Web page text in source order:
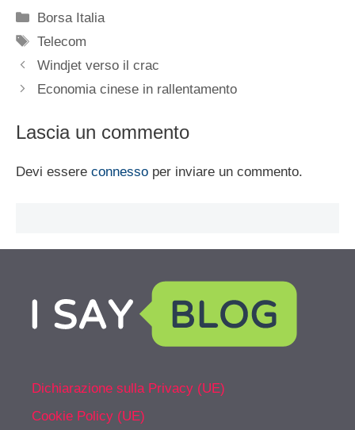
Categorie
Borsa Italia
Tag
Telecom
Windjet verso il crac
Economia cinese in rallentamento
Lascia un commento
Devi essere connesso per inviare un commento.
Dichiarazione sulla Privacy (UE)
Cookie Policy (UE)